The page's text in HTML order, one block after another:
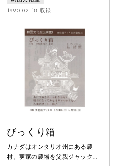
片倉友吉。彼は、名もない一介時
計工場の労働者である。だが、大
戦の遂行か下にあっては言うまで
もなく非国民扱いであり、死より
も過酷な罵倒と拷問と脅迫が彼を
待ち受けていた。さらに彼だけに
とどまらず、周囲の人達をも巻き
込んでいった。父は自殺、弟は職
を追われ暴死。そして母親が、妹
が、友人たち
1990.02.18 収録
びっくり箱
カナダはオンタリオ州にある農
村。実家の農場を父親ジャックか